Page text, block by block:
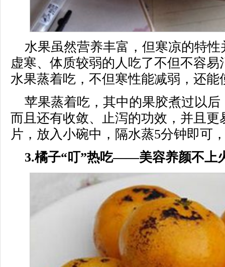
水果虽然营养丰富，但寒凉的特
虚寒、体质较弱的人吃了不但不容
水果蒸着吃，不但寒性能减弱，还能
苹果蒸着吃，其中的果胶煮过以
而且还有收敛、止泻的功效，并且
片，放入小碗中，隔水蒸5分钟即可
3.橘子“叮”热吃——美容养颜不上